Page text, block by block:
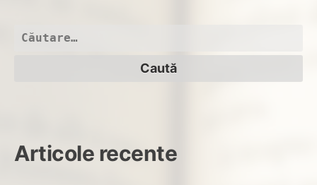
Caută
Articole recente